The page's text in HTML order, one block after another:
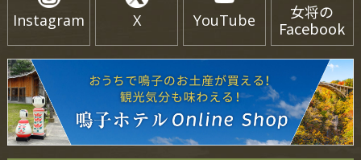
Instagram X YouTube
女将の
Facebook